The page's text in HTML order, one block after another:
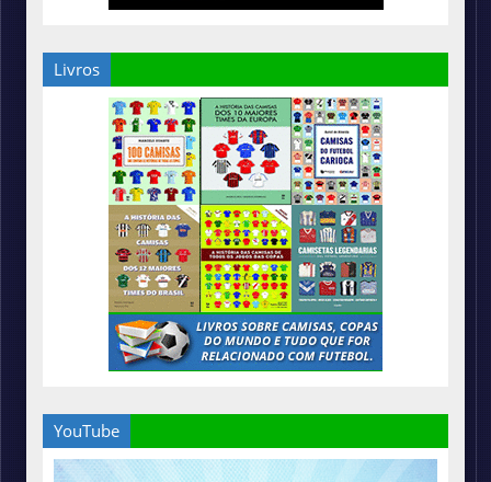
Livros
YouTube